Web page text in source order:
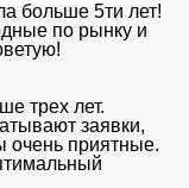
больше 5ти лет!
по рынку и
трех лет.
заявки,
очень приятные.